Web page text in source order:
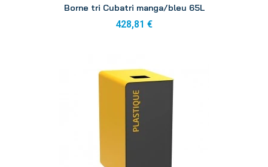
Borne tri Cubatri manga/bleu 65L
428,81 €